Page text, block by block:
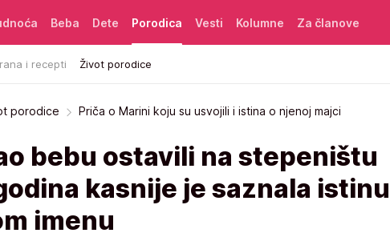
Beba Dete Porodica
i recepti Život porodice
Vesti Kolumne Za članove
porodice Priča o Marini koju su usvojili i istina o njenoj majci
bebu ostavili na stepeništu
kasnije je saznala
imenu